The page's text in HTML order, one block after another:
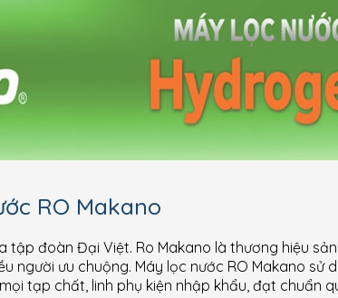
RO Makano
tập đoàn Đại Việt. Ro Makano là thương hiệu
người ưu chuộng. Máy lọc nước RO Makano sử
tạp chất, linh phụ kiện nhập khẩu, đạt chuẩn